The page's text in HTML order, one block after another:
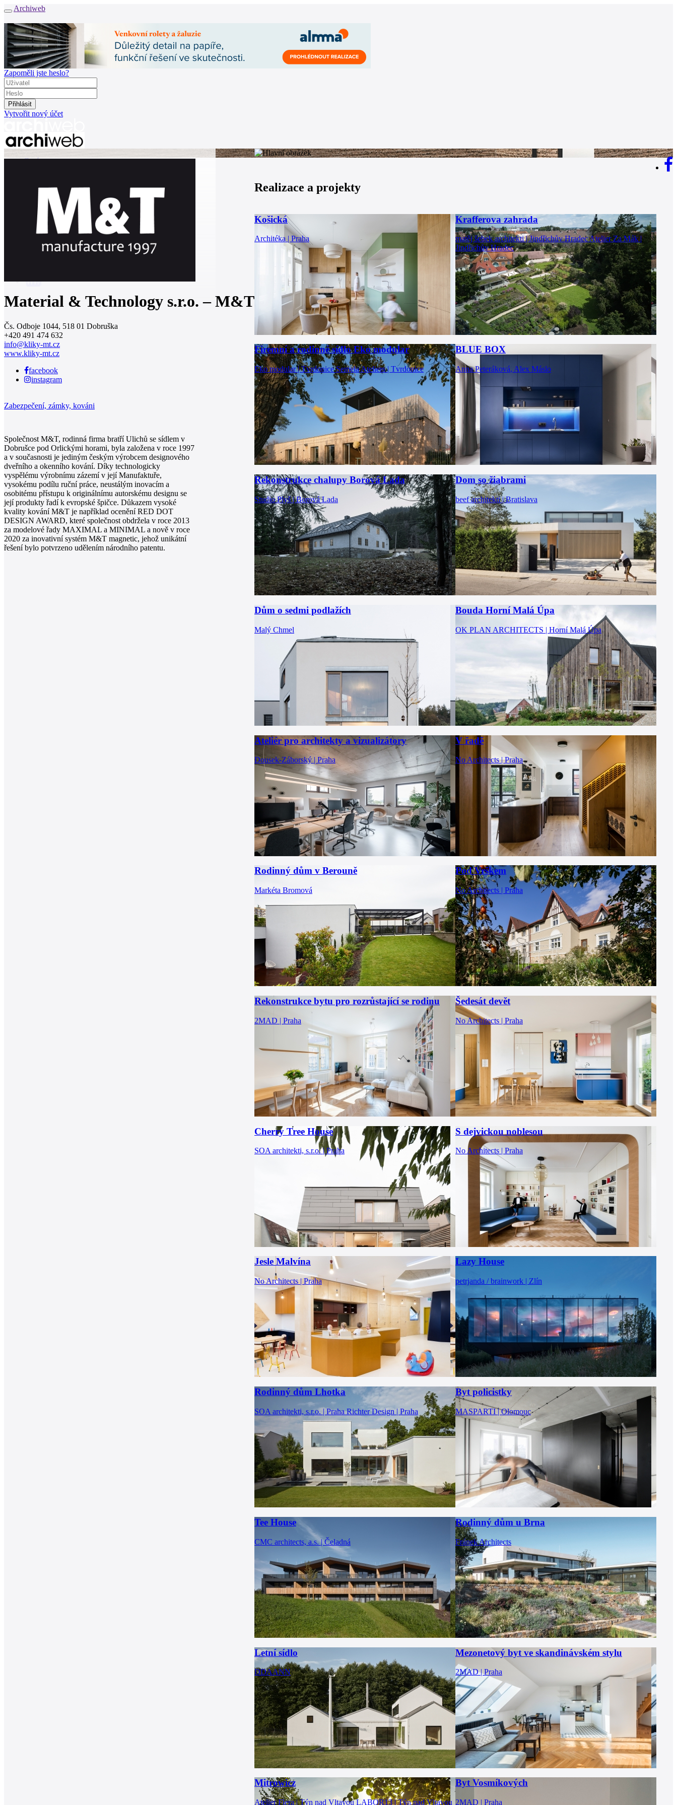
Archiweb
Zapoměli jste heslo?
Vytvořit nový účet
Zprávy
Katalog
E-shop
Burza práce157
0
Material & Technology s.r.o. – M&T
Čs. Odboje 1044, 518 01 Dobruška
+420 491 474 632
info@kliky-mt.cz
www.kliky-mt.cz
facebook
instagram
Zabezpečení, zámky, kováni
Společnost M&T, rodinná firma bratří Ulichů se sídlem v
Dobrušce pod Orlickými horami, byla založena v roce 1997
a v současnosti je jediným českým výrobcem designového
dveřního a okenního kování. Díky technologicky
vyspělému výrobnímu zázemí v její Manufaktuře,
vysokému podílu ruční práce, neustálým inovacím a
osobitému přístupu k originálnímu autorskému designu se
její produkty řadí k evropské špičce. Důkazem vysoké
kvality kování M&T je například ocenění RED DOT
DESIGN AWARD, které společnost obdržela v roce 2013
za modelové řady MAXIMAL a MINIMAL a nově v roce
2020 za inovativní systém M&T magnetic, jehož unikátní
řešení bylo potvrzeno udělením národního patentu.
Realizace a projekty
Košická
Architéka | Praha
Krafferova zahrada
matěj šebek architekti | Jindřichův HradecAtelier Za Mák |
Jindřichův Hradec
Firemní a rodinné sídlo Eko modular
Eko modular | Tvrdonice Semela Ateliers | Tvrdonice
BLUE BOX
Anna Peteráková, Alex Máslo
Rekonstrukce chalupy Borová Lada
Studio Plyš | Borová Lada
Dom so žiabrami
beef architekti | Bratislava
Dům o sedmi podlažích
Malý Chmel
Bouda Horní Malá Úpa
OK PLAN ARCHITECTS | Horní Malá Úpa
Ateliér pro architekty a vizualizátory
Dousek-Záborský | Praha
V řadě
No Architects | Praha
Rodinný dům v Berouně
Markéta Bromová
Pod Vrškem
No Architects | Praha
Rekonstrukce bytu pro rozrůstající se rodinu
2MAD | Praha
Šedesát devět
No Architects | Praha
Cherry Tree House
SOA architekti, s.r.o. | Praha
S dejvickou noblesou
No Architects | Praha
Jesle Malvína
No Architects | Praha
Lazy House
petrjanda / brainwork | Zlín
Rodinný dům Lhotka
SOA architekti, s.r.o. | Praha Richter Design | Praha
Byt policistky
MASPARTI | Olomouc
Tee House
CMC architects, a.s. | Čeladná
Rodinný dům u Brna
Fránek Architects
Letní sídlo
DDAANN
Mezonetový byt ve skandinávském stylu
2MAD | Praha
Mitrowicz
Atelier Flera | Týn nad Vltavou LABOR13 | Týn nad Vltavou
Byt Vosmíkových
2MAD | Praha